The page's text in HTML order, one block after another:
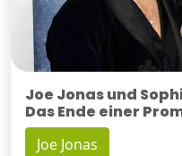
Joe Jonas und
Das Ende einer
Joe Jonas